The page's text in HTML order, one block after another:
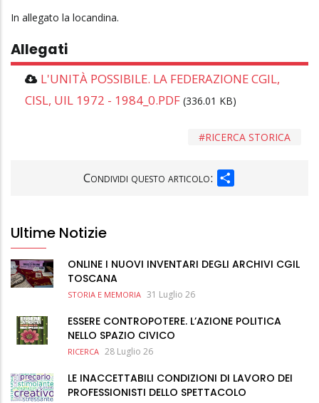
In allegato la locandina.
Allegati
L'UNITÀ POSSIBILE. LA FEDERAZIONE CGIL,
CISL, UIL 1972 - 1984_0.PDF (336.01 KB)
RICERCA STORICA
Condividi questo articolo:
Ultime Notizie
ONLINE I NUOVI INVENTARI DEGLI ARCHIVI CGIL
TOSCANA
STORIA E MEMORIA 31 Luglio 26
ESSERE CONTROPOTERE. L’AZIONE POLITICA
NELLO SPAZIO CIVICO
RICERCA 28 Luglio 26
LE INACCETTABILI CONDIZIONI DI LAVORO DEI
PROFESSIONISTI DELLO SPETTACOLO